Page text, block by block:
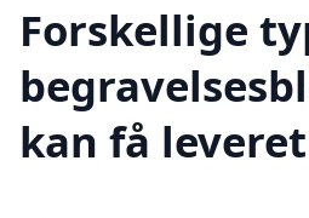
Forskellige
kan få